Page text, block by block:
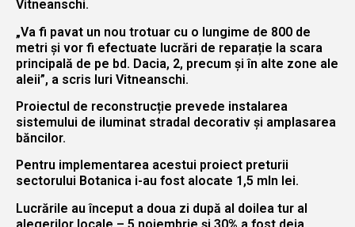
Vitneanschi.
„Va fi pavat un nou trotuar cu o lungime de 800 de
metri și vor fi efectuate lucrări de reparație la scara
principală de pe bd. Dacia, 2, precum și în alte zone ale
aleii”, a scris Iuri Vitneanschi.
Proiectul de reconstrucție prevede instalarea
sistemului de iluminat stradal decorativ și amplasarea
băncilor.
Pentru implementarea acestui proiect preturii
sectorului Botanica i-au fost alocate 1,5 mln lei.
Lucrările au început a doua zi după al doilea tur al